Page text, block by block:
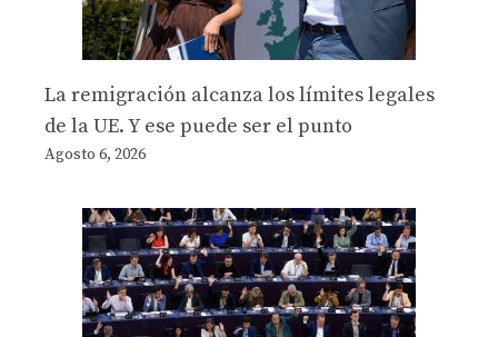
La remigración alcanza los límites legales
de la UE. Y ese puede ser el punto
Agosto 6, 2026